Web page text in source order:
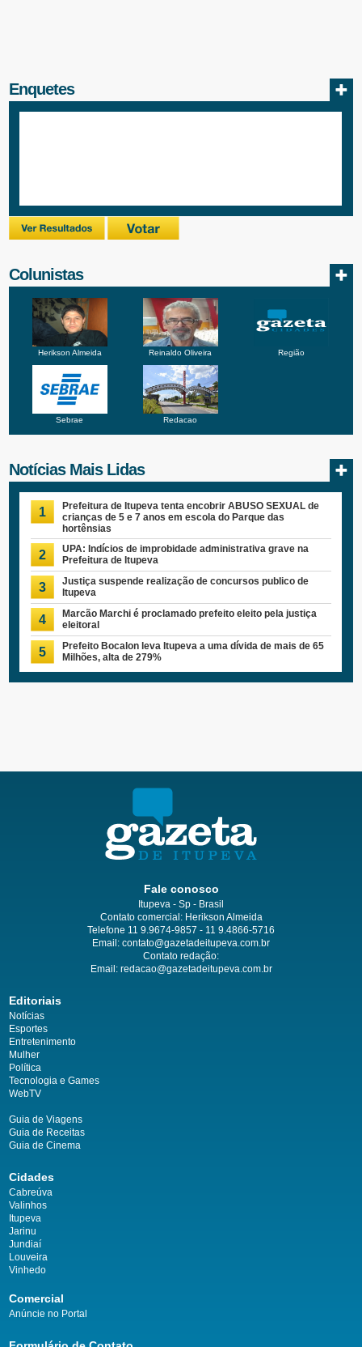
Enquetes
Colunistas
Herikson Almeida Reinaldo Oliveira Região
Sebrae Redacao
Notícias Mais Lidas
1
Prefeitura de Itupeva tenta encobrir ABUSO SEXUAL de
crianças de 5 e 7 anos em escola do Parque das
hortênsias
2
UPA: Indícios de improbidade administrativa grave na
Prefeitura de Itupeva
3
Justiça suspende realização de concursos publico de
Itupeva
4
Marcão Marchi é proclamado prefeito eleito pela justiça
eleitoral
5
Prefeito Bocalon leva Itupeva a uma dívida de mais de 65
Milhões, alta de 279%
Fale conosco
Itupeva - Sp - Brasil
Contato comercial: Herikson Almeida
Telefone 11 9.9674-9857 - 11 9.4866-5716
Email: contato@gazetadeitupeva.com.br
Contato redação:
Email: redacao@gazetadeitupeva.com.br
Editoriais
Notícias
Esportes
Entretenimento
Mulher
Política
Tecnologia e Games
WebTV
Guia de Viagens
Guia de Receitas
Guia de Cinema
Cidades
Cabreúva
Valinhos
Itupeva
Jarinu
Jundiaí
Louveira
Vinhedo
Comercial
Anúncie no Portal